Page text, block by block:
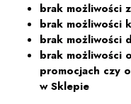
brak możliwości
brak możliwości
brak możliwości
brak możliwości
promocjach czy
w Sklepie